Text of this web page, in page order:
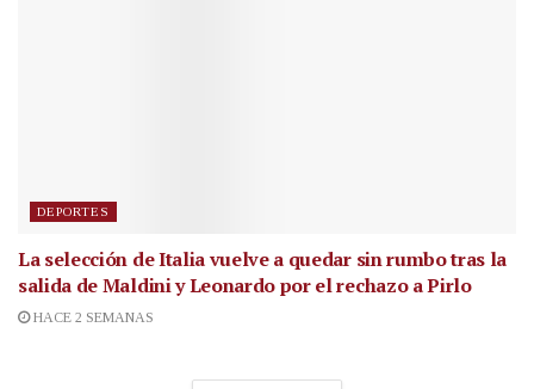
DEPORTES
La selección de Italia vuelve a quedar sin rumbo tras la
salida de Maldini y Leonardo por el rechazo a Pirlo
HACE 2 SEMANAS